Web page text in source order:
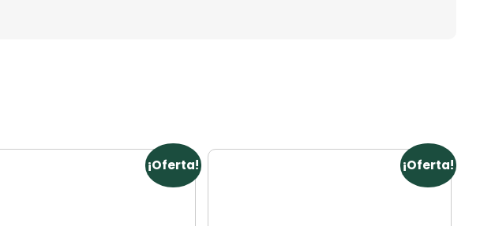
¡Oferta! ¡Oferta!